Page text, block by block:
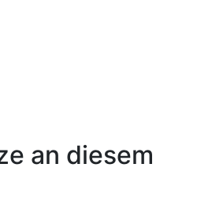
an diesem